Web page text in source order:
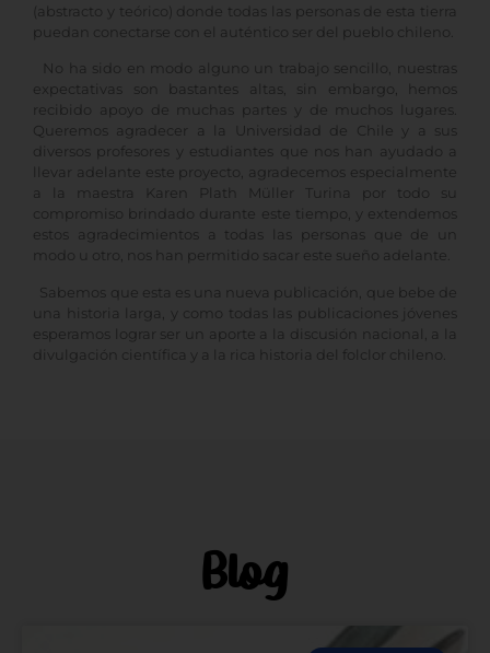
(abstracto y teórico) donde todas las personas de esta tierra
puedan conectarse con el auténtico ser del pueblo chileno.
No ha sido en modo alguno un trabajo sencillo, nuestras
expectativas son bastantes altas, sin embargo, hemos
recibido apoyo de muchas partes y de muchos lugares.
Queremos agradecer a la Universidad de Chile y a sus
diversos profesores y estudiantes que nos han ayudado a
llevar adelante este proyecto, agradecemos especialmente
a la maestra Karen Plath Müller Turina por todo su
compromiso brindado durante este tiempo, y extendemos
estos agradecimientos a todas las personas que de un
modo u otro, nos han permitido sacar este sueño adelante.
Sabemos que esta es una nueva publicación, que bebe de
una historia larga, y como todas las publicaciones jóvenes
esperamos lograr ser un aporte a la discusión nacional, a la
divulgación científica y a la rica historia del folclor chileno.
Blog